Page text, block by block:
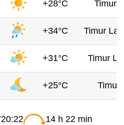
+28°C Timur,
+34°C Timur
+31°C Timur
+25°C
20:22 14 h 22 min